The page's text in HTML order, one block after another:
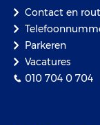
Contact en
Parkeren
Vacatures
010 704 0 704